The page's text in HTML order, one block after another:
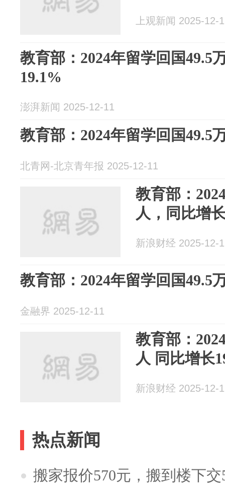
上观新闻 2025-12-
教育部：2024年留学回国49.5
19.1%
澎湃新闻 2025-12-11
教育部：2024年留学回国49.5
北青网-北京青年报 2025-12-11
教育部：
人，同比增
新浪财经 2025-12-
教育部：2024年留学回国49.5
金融界 2025-12-11
教育部：
人 同比增长
新浪财经 2025-12-
热点新闻
搬家报价570元，搬到楼下